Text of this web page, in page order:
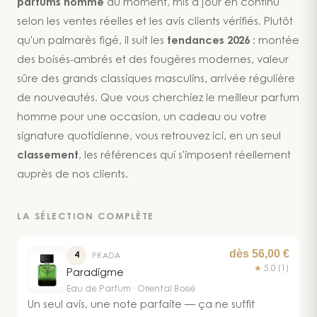
parfums homme du moment, mis à jour en continu
selon les ventes réelles et les avis clients vérifiés. Plutôt
qu'un palmarès figé, il suit les tendances 2026 : montée
des boisés-ambrés et des fougères modernes, valeur
sûre des grands classiques masculins, arrivée régulière
de nouveautés. Que vous cherchiez le meilleur parfum
homme pour une occasion, un cadeau ou votre
signature quotidienne, vous retrouvez ici, en un seul
classement, les références qui s'imposent réellement
auprès de nos clients.
LA SÉLECTION COMPLÈTE
4 PRADA
Paradigme
Eau de Parfum · Oriental Boisé
dès 56,00 €
★ 5.0 (1)
Un seul avis, une note parfaite — ça ne suffit